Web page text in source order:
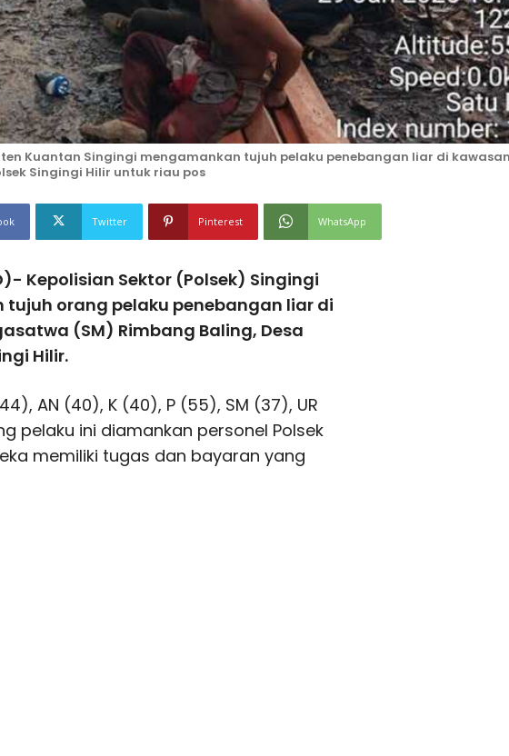
Kuantan Singingi mengamankan tujuh pelaku penebangan liar di
Singingi Hilir untuk riau pos
Twitter Pinterest WhatsApp
Kepolisian Sektor (Polsek) Singingi
orang pelaku penebangan liar di
(SM) Rimbang Baling, Desa
Hilir.
AN (40), K (40), P (55), SM (37), UR
pelaku ini diamankan personel Polsek
memiliki tugas dan bayaran yang